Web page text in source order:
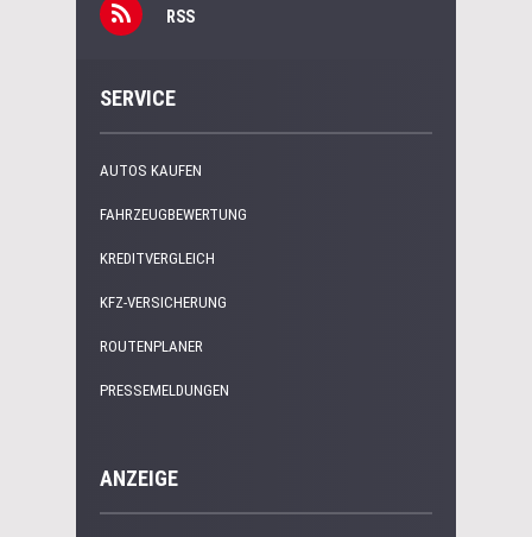
RSS
SERVICE
AUTOS KAUFEN
FAHRZEUGBEWERTUNG
KREDITVERGLEICH
KFZ-VERSICHERUNG
ROUTENPLANER
PRESSEMELDUNGEN
ANZEIGE